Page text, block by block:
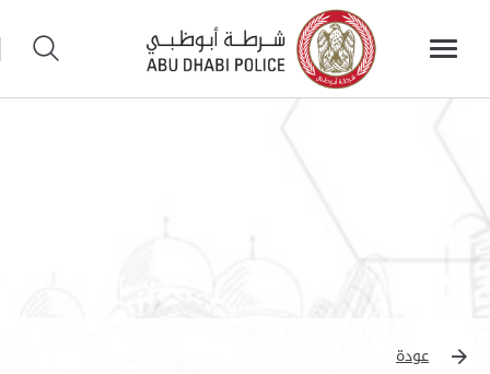
عودة